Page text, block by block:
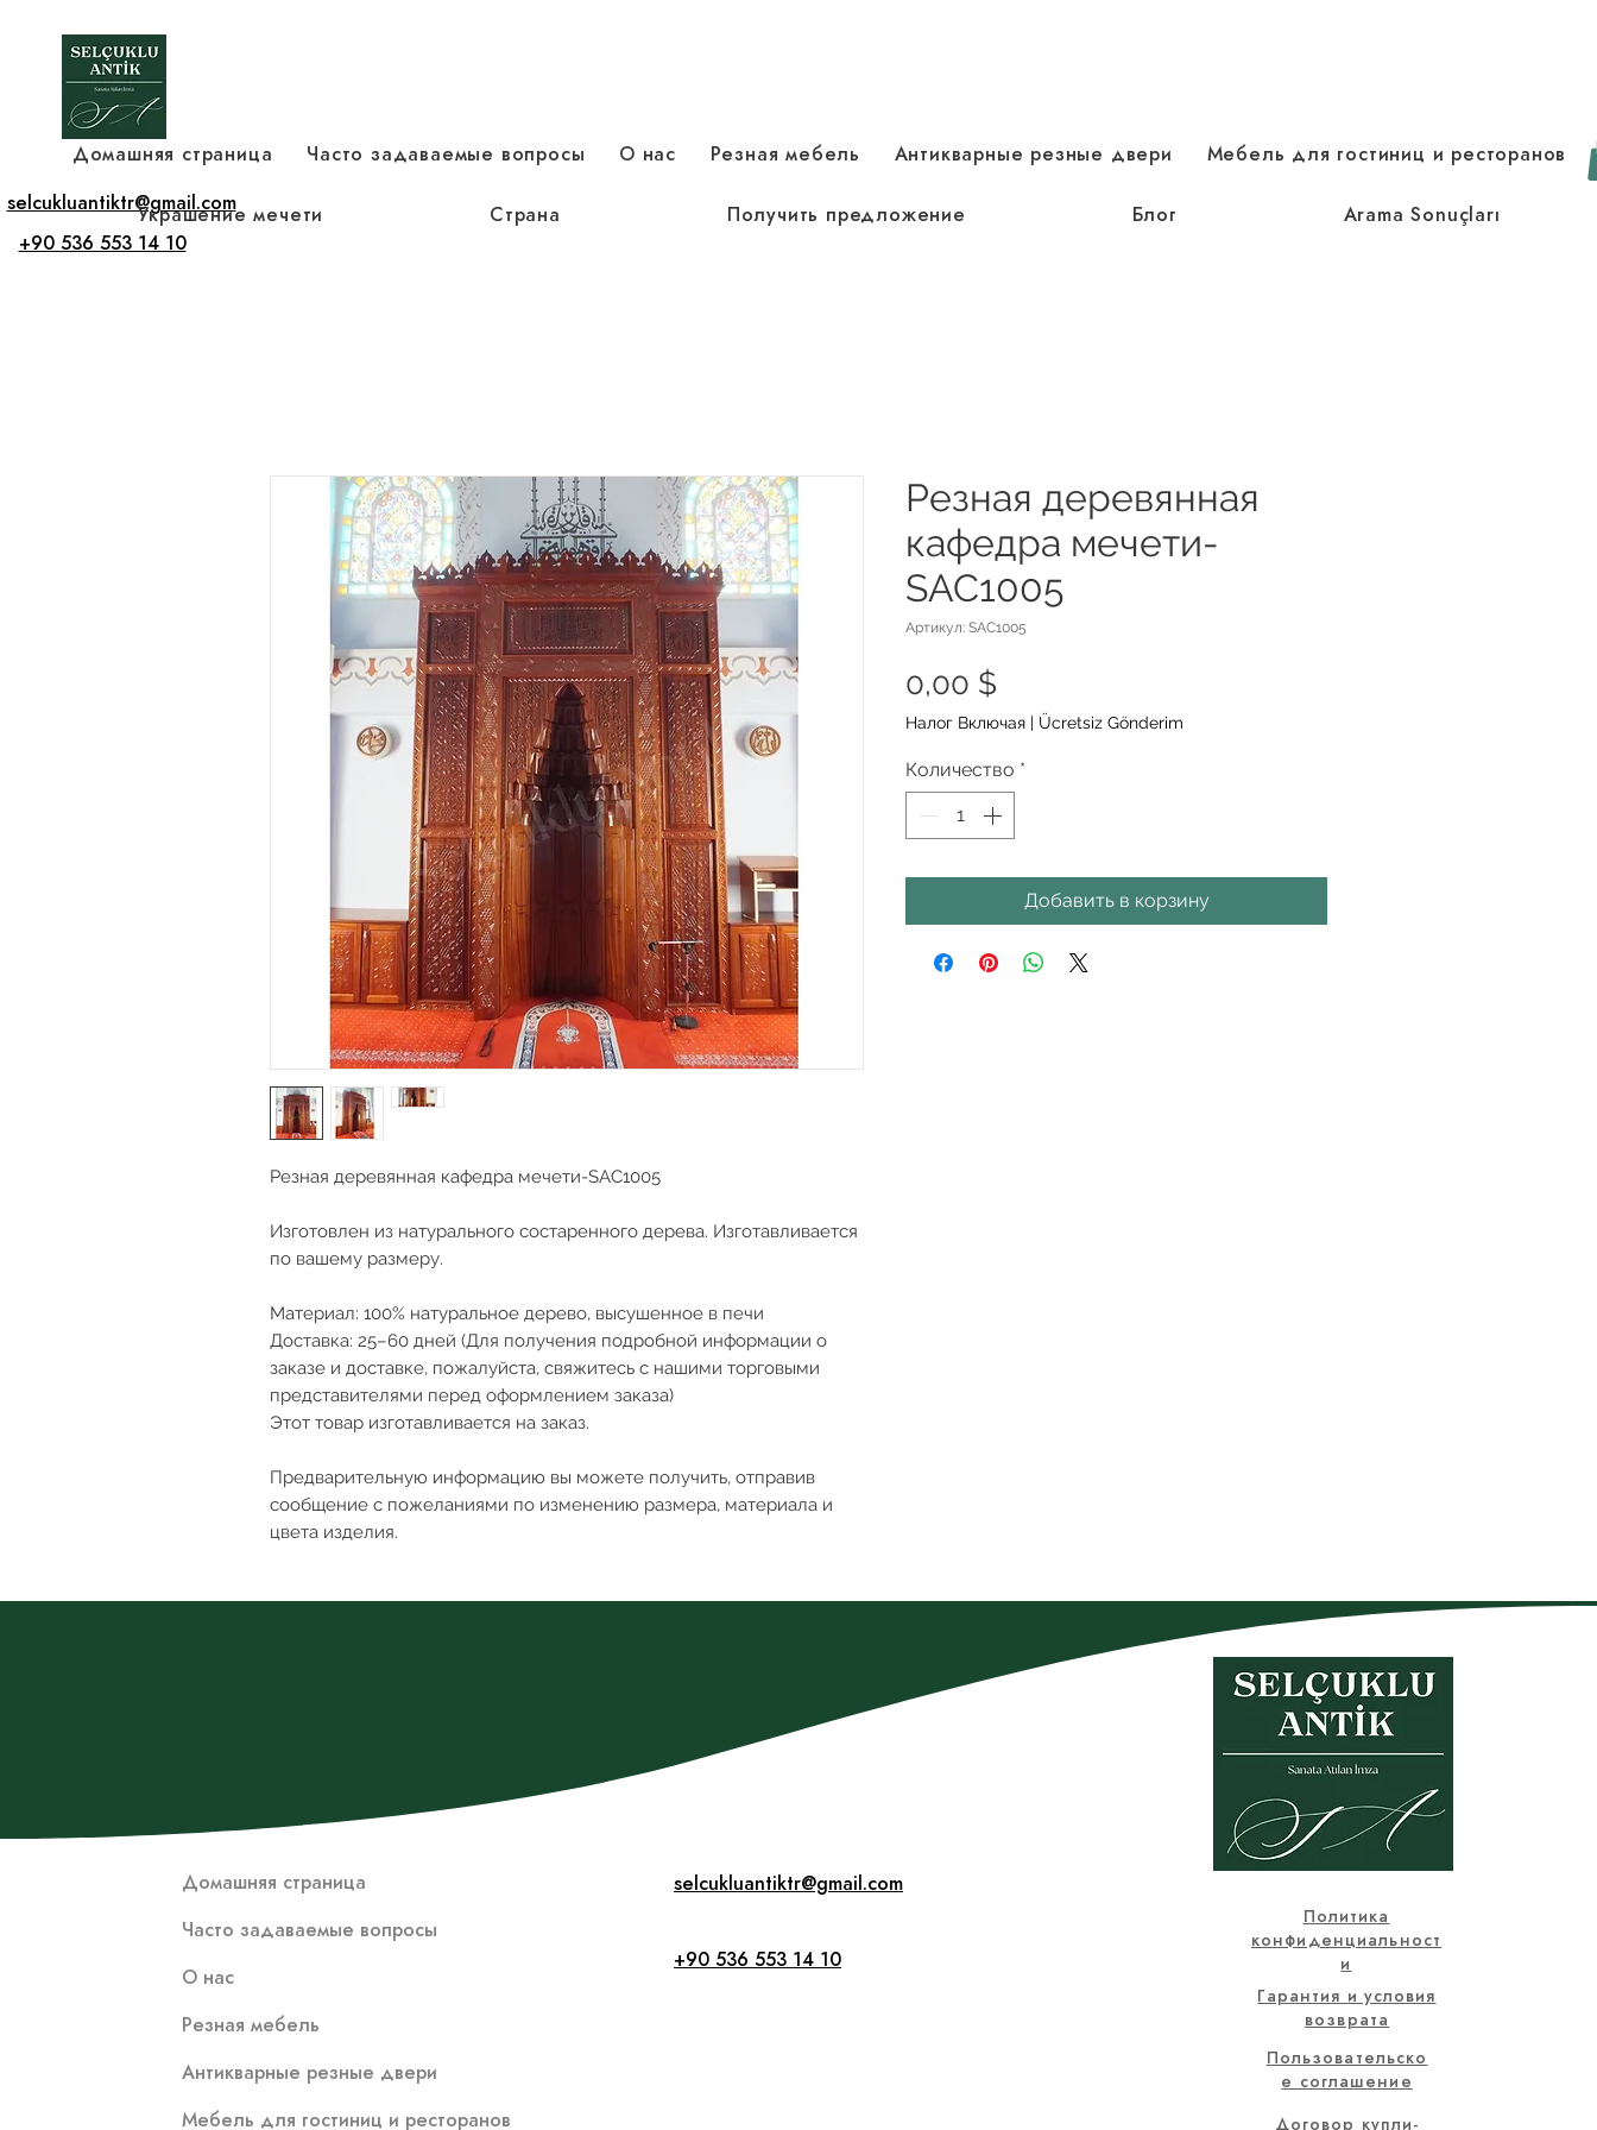
selcukluantiktr@gmail.com
+90 536 553 14 10
Домашняя страница Часто задаваемые вопросы О нас Резная мебель Антикварные резные двери Мебель для гостиниц и ресторанов
Украшение мечети Страна Получить предложение Блог Arama Sonuçları
Резная деревянная кафедра мечети-SAC1005
Изготовлен из натурального состаренного дерева. Изготавливается
по вашему размеру.
Материал: 100% натуральное дерево, высушенное в печи
Доставка: 25–60 дней (Для получения подробной информации о
заказе и доставке, пожалуйста, свяжитесь с нашими торговыми
представителями перед оформлением заказа)
Этот товар изготавливается на заказ.
Предварительную информацию вы можете получить, отправив
сообщение с пожеланиями по изменению размера, материала и
цвета изделия.
Резная деревянная
кафедра мечети-
SAC1005
Артикул: SAC1005
0,00 $
Налог Включая | Ücretsiz Gönderim
Количество *
Добавить в корзину
Домашняя страница
Часто задаваемые вопросы
О нас
Резная мебель
Антикварные резные двери
Мебель для гостиниц и ресторанов
selcukluantiktr@gmail.com
+90 536 553 14 10
Политика
конфиденциальност
и
Гарантия и условия
возврата
Пользовательско
е соглашение
Договор купли-